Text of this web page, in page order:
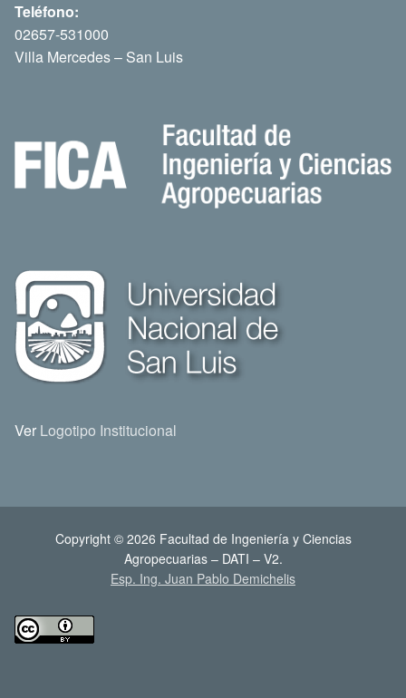
Teléfono:
02657-531000
Villa Mercedes – San Luis
Ver Logotipo Institucional
Copyright © 2026 Facultad de Ingeniería y Ciencias
Agropecuarias – DATI – V2.
Esp. Ing. Juan Pablo Demichelis